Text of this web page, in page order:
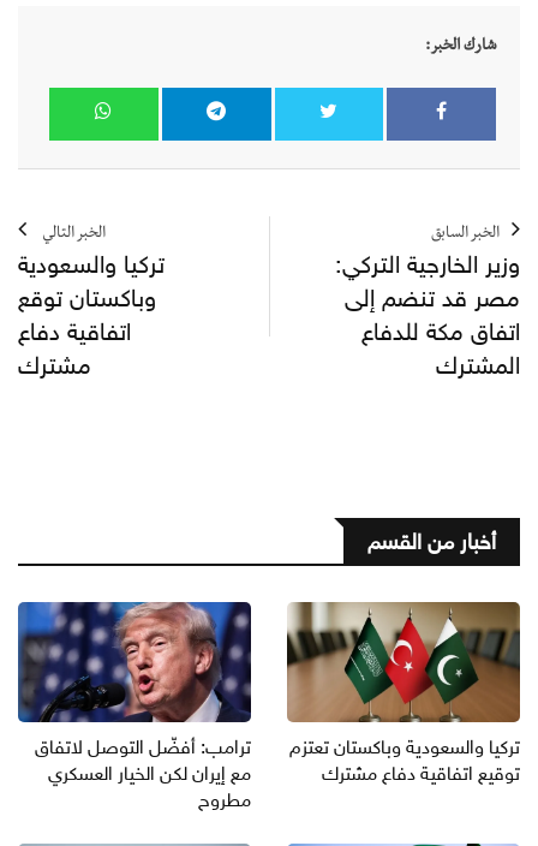
شارك الخبر:
الخبر السابق
وزير الخارجية التركي:
مصر قد تنضم إلى
اتفاق مكة للدفاع
المشترك
الخبر التالي
تركيا والسعودية
وباكستان توقع
اتفاقية دفاع
مشترك
أخبار من القسم
تركيا والسعودية وباكستان تعتزم
توقيع اتفاقية دفاع مشترك
ترامب: أفضّل التوصل لاتفاق
مع إيران لكن الخيار العسكري
مطروح